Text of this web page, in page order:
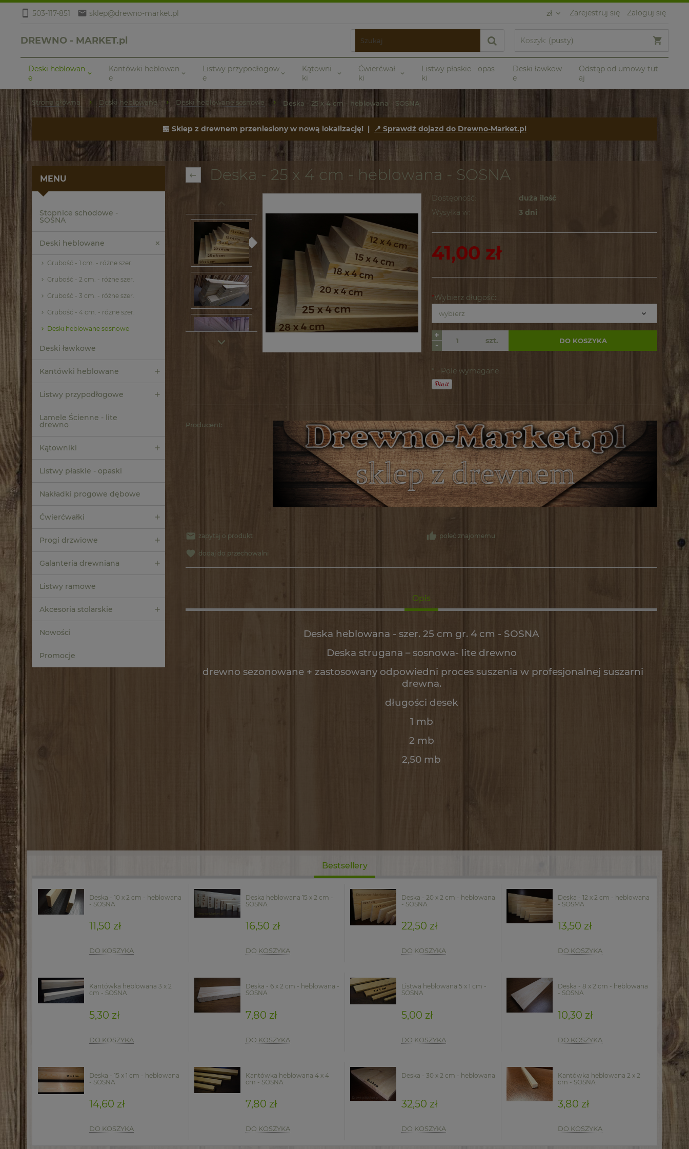
503-117-851 sklep@drewno-market.pl Zarejestruj się Zaloguj się
DREWNO - MARKET.pl Koszyk: (pusty)
Deski heblowan
e
Kantówki heblowan
e
Listwy przypodłogow
e
Kątowni
ki
Ćwierćwał
ki
Listwy płaskie - opas
ki
Deski ławkow
e
Odstąp od umowy tut
aj
Strona główna Deski heblowane Deski heblowane sosnowe Deska - 25 x 4 cm - heblowana - SOSNA
🏪 Sklep z drewnem przeniesiony w nową lokalizację! | 📍 Sprawdź dojazd do Drewno-Market.pl
MENU
Stopnice schodowe -
SOSNA
Deski heblowane
Grubość - 1 cm. - różne szer.
Grubość - 2 cm. - różne szer.
Grubość - 3 cm. - różne szer.
Grubość - 4 cm. - różne szer.
Deski heblowane sosnowe
Deski ławkowe
Kantówki heblowane
Listwy przypodłogowe
Lamele Ścienne - lite
drewno
Kątowniki
Listwy płaskie - opaski
Nakładki progowe dębowe
Ćwierćwałki
Progi drzwiowe
Galanteria drewniana
Listwy ramowe
Akcesoria stolarskie
Nowości
Promocje
Deska - 25 x 4 cm - heblowana - SOSNA
Dostępność:
duża ilość
Wysyłka w:
3 dni
41,00 zł
*Wybierz długość:
-
+
szt. DO KOSZYKA
* - Pole wymagane
Producent:
zapytaj o produkt poleć znajomemu
dodaj do przechowalni
Opis
Deska heblowana - szer. 25 cm gr. 4 cm - SOSNA
Deska strugana – sosnowa- lite drewno
drewno sezonowane + zastosowany odpowiedni proces suszenia w profesjonalnej suszarni
drewna.
długości desek
1 mb
2 mb
2,50 mb
Bestsellery
Deska - 10 x 2 cm - heblowana
- SOSNA
11,50 zł
DO KOSZYKA
Deska heblowana 15 x 2 cm -
SOSNA
16,50 zł
DO KOSZYKA
Deska - 20 x 2 cm - heblowana
- SOSNA
22,50 zł
DO KOSZYKA
Deska - 12 x 2 cm - heblowana
- SOSMA
13,50 zł
DO KOSZYKA
Kantówka heblowana 3 x 2
cm - SOSNA
5,30 zł
DO KOSZYKA
Deska - 6 x 2 cm - heblowana -
SOSNA
7,80 zł
DO KOSZYKA
Listwa heblowana 5 x 1 cm -
SOSNA
5,00 zł
DO KOSZYKA
Deska - 8 x 2 cm - heblowana
- SOSNA
10,30 zł
DO KOSZYKA
Deska - 15 x 1 cm - heblowana
- SOSNA
14,60 zł
DO KOSZYKA
Kantówka heblowana 4 x 4
cm - SOSNA
7,80 zł
DO KOSZYKA
Deska - 30 x 2 cm - heblowana
32,50 zł
DO KOSZYKA
Kantówka heblowana 2 x 2
cm - SOSNA
3,80 zł
DO KOSZYKA